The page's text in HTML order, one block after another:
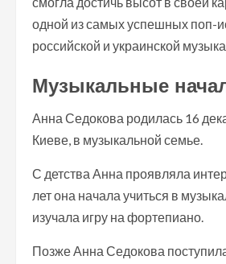
одной из самых успешных поп-
российской и украинской
Музыкальные
Анна Седокова родилась 16
Киеве, в музыкальной семье.
С детства Анна проявляла
лет она начала учиться в
изучала игру на фортепиано.
Позже Анна Седокова